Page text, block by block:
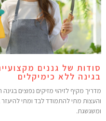
של גננים
ללא כימיקלים
מקיף לזיהוי מזיקים נפוצים בגינה
מתי להתמודד לבד ומתי להיעזר